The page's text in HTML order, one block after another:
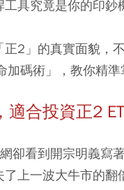
具究竟是你的印鈔
2」的真實面貌，
碼術」，教你精準
合投資正2
卻看到開宗明義寫
上一波大牛市的翻